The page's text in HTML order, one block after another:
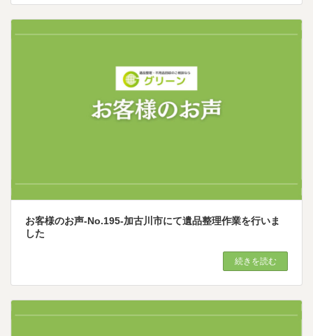
お客様のお声-No.195-加古川市にて遺品整理作業を行いま
した
続きを読む